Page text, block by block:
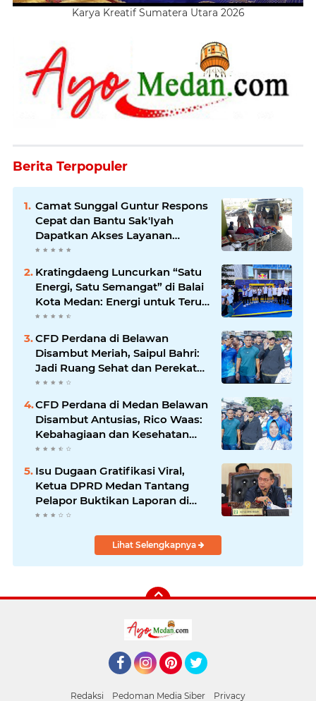
Karya Kreatif Sumatera Utara 2026
Berita Terpopuler
Camat Sunggal Guntur Respons
Cepat dan Bantu Sak'Iyah
Dapatkan Akses Layanan
Kesehatan
Kratingdaeng Luncurkan “Satu
Energi, Satu Semangat” di Balai
Kota Medan: Energi untuk Terus
Bergerak Maju
CFD Perdana di Belawan
Disambut Meriah, Saipul Bahri:
Jadi Ruang Sehat dan Perekat
Kebersamaan Warga Medan
CFD Perdana di Medan Belawan
Disambut Antusias, Rico Waas:
Kebahagiaan dan Kesehatan
Harus Hadir di Seluruh Penjuru
Isu Dugaan Gratifikasi Viral,
Ketua DPRD Medan Tantang
Pelapor Buktikan Laporan di
KPK dan Kejagung
Lihat Selengkapnya
Redaksi Pedoman Media Siber Privacy